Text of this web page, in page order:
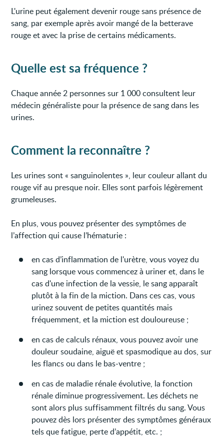
L'urine peut également devenir rouge sans présence de
sang, par exemple après avoir mangé de la betterave
rouge et avec la prise de certains médicaments.
Quelle est sa fréquence ?
Chaque année 2 personnes sur 1 000 consultent leur
médecin généraliste pour la présence de sang dans les
urines.
Comment la reconnaître ?
Les urines sont « sanguinolentes », leur couleur allant du
rouge vif au presque noir. Elles sont parfois légèrement
grumeleuses.
En plus, vous pouvez présenter des symptômes de
l’affection qui cause l’hématurie :
en cas d’inflammation de l'urètre, vous voyez du
sang lorsque vous commencez à uriner et, dans le
cas d'une infection de la vessie, le sang apparaît
plutôt à la fin de la miction. Dans ces cas, vous
urinez souvent de petites quantités mais
fréquemment, et la miction est douloureuse ;
en cas de calculs rénaux, vous pouvez avoir une
douleur soudaine, aiguë et spasmodique au dos, sur
les flancs ou dans le bas-ventre ;
en cas de maladie rénale évolutive, la fonction
rénale diminue progressivement. Les déchets ne
sont alors plus suffisamment filtrés du sang. Vous
pouvez dès lors présenter des symptômes généraux
tels que fatigue, perte d’appétit, etc. ;